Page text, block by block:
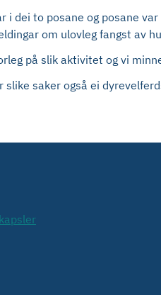
i dei to posane og posane
om ulovleg fangst av
på slik aktivitet og vi
saker også ei